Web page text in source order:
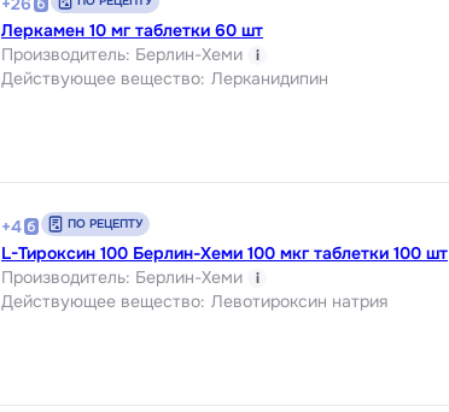
Леркамен 10 мг таблетки 60 шт
Производитель: Берлин-Хеми i
Действующее вещество: Лерканидипин
+4 ПО РЕЦЕПТУ
L-Тироксин 100 Берлин-Хеми 100 мкг таблетки 100 шт
Производитель: Берлин-Хеми i
Действующее вещество: Левотироксин натрия